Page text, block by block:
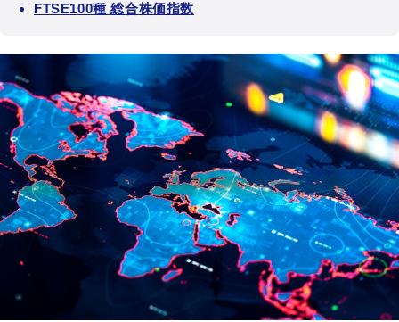
FTSE100種 総合株価指数